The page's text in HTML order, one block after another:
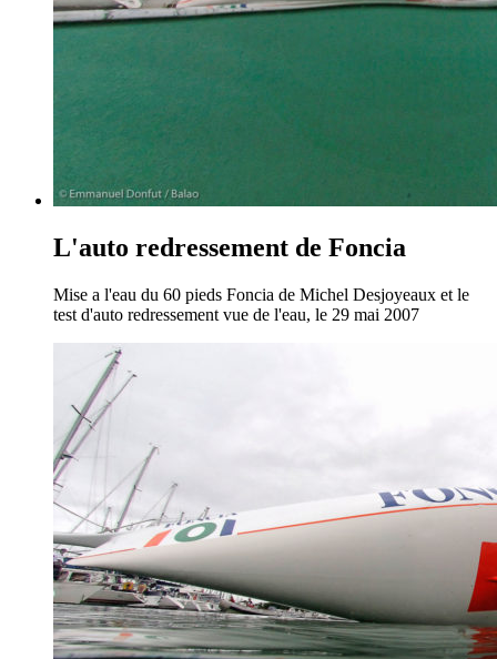
L'auto redressement de Foncia
Mise a l'eau du 60 pieds Foncia de Michel Desjoyeaux et le
test d'auto redressement vue de l'eau, le 29 mai 2007